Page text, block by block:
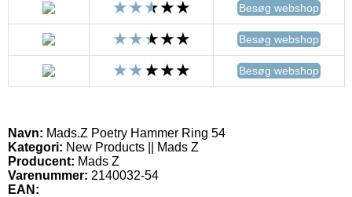
Besøg webshop
Besøg webshop
Besøg webshop
Navn: Mads.Z Poetry Hammer Ring 54
Kategori: New Products || Mads Z
Producent: Mads Z
Varenummer: 2140032-54
EAN: